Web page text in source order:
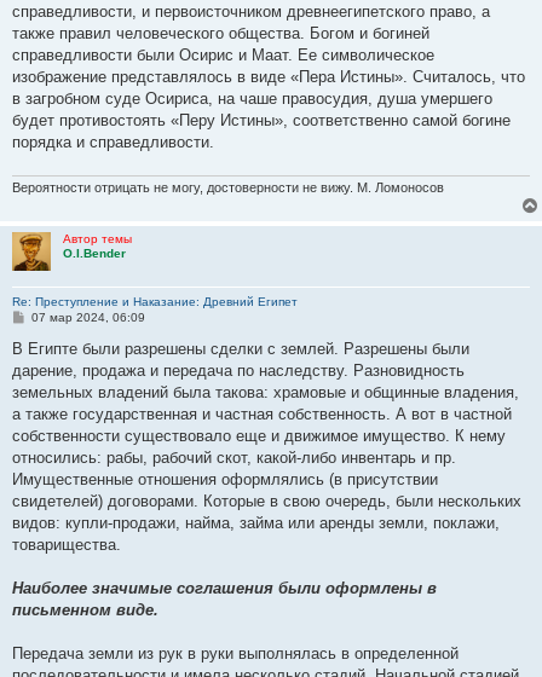
справедливости, и первоисточником древнеегипетского право, а
также правил человеческого общества. Богом и богиней
справедливости были Осирис и Маат. Ее символическое
изображение представлялось в виде «Пера Истины». Считалось, что
в загробном суде Осириса, на чаше правосудия, душа умершего
будет противостоять «Перу Истины», соответственно самой богине
порядка и справедливости.
Вероятности отрицать не могу, достоверности не вижу. М. Ломоносов
Автор темы
O.I.Bender
Re: Преступление и Наказание: Древний Египет
С
о
щ
е
и
е
07 мар 2024, 06:09
В Египте были разрешены сделки с землей. Разрешены были
дарение, продажа и передача по наследству. Разновидность
земельных владений была такова: храмовые и общинные владения,
а также государственная и частная собственность. А вот в частной
собственности существовало еще и движимое имущество. К нему
относились: рабы, рабочий скот, какой-либо инвентарь и пр.
Имущественные отношения оформлялись (в присутствии
свидетелей) договорами. Которые в свою очередь, были нескольких
видов: купли-продажи, найма, займа или аренды земли, поклажи,
товарищества.
Наиболее значимые соглашения были оформлены в
письменном виде.
Передача земли из рук в руки выполнялась в определенной